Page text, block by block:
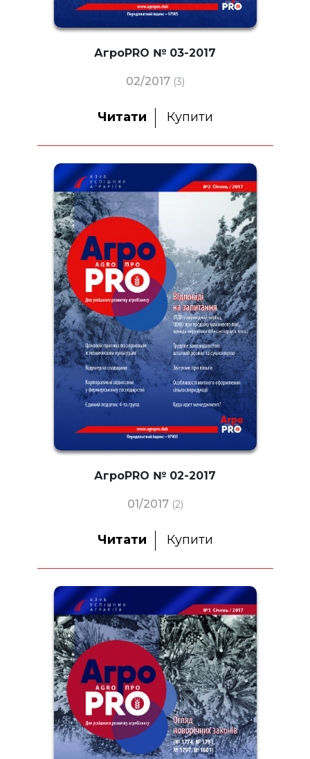
АгроPRO № 03-2017
02/2017 (3)
Читати Купити
АгроPRO № 02-2017
01/2017 (2)
Читати Купити